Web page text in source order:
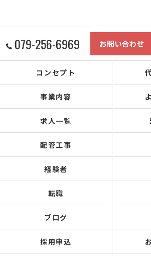
079-256-6969 お問い合わせ
コンセプト
事業内容
求人一覧
配管工事
経験者
転職
ブログ
採用申込